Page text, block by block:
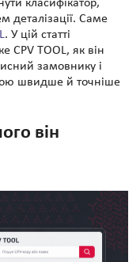
класифікатор,
деталізації. Саме
. У цій статті
CPV TOOL, як він
замовнику і
швидше й точніше
він